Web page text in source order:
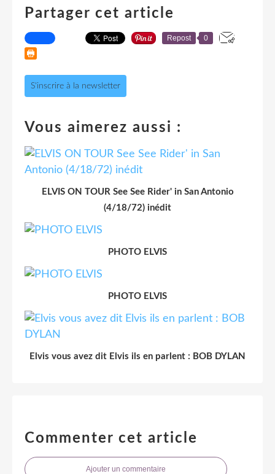
Partager cet article
Repost 0
S'inscrire à la newsletter
Vous aimerez aussi :
ELVIS ON TOUR See See Rider' in San Antonio
(4/18/72) inédit
PHOTO ELVIS
PHOTO ELVIS
Elvis vous avez dit Elvis ils en parlent : BOB DYLAN
Commenter cet article
Ajouter un commentaire